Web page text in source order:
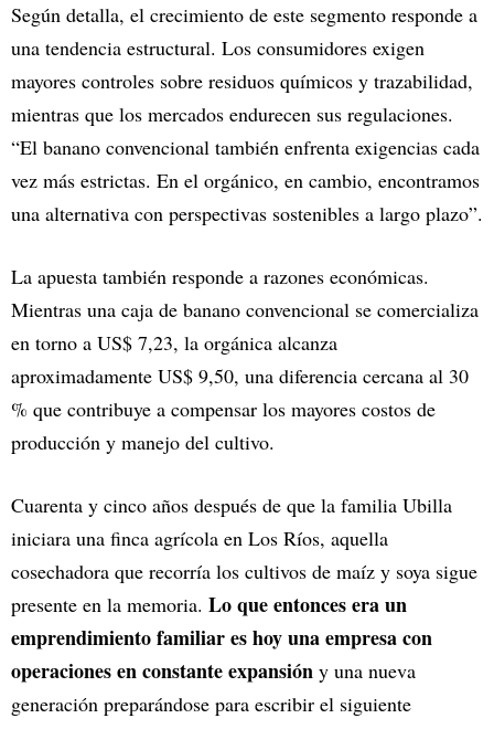
Según detalla, el crecimiento de este segmento responde a
una tendencia estructural. Los consumidores exigen
mayores controles sobre residuos químicos y trazabilidad,
mientras que los mercados endurecen sus regulaciones.
“El banano convencional también enfrenta exigencias cada
vez más estrictas. En el orgánico, en cambio, encontramos
una alternativa con perspectivas sostenibles a largo plazo”.
La apuesta también responde a razones económicas.
Mientras una caja de banano convencional se comercializa
en torno a US$ 7,23, la orgánica alcanza
aproximadamente US$ 9,50, una diferencia cercana al 30
% que contribuye a compensar los mayores costos de
producción y manejo del cultivo.
Cuarenta y cinco años después de que la familia Ubilla
iniciara una finca agrícola en Los Ríos, aquella
cosechadora que recorría los cultivos de maíz y soya sigue
presente en la memoria. Lo que entonces era un
emprendimiento familiar es hoy una empresa con
operaciones en constante expansión y una nueva
generación preparándose para escribir el siguiente